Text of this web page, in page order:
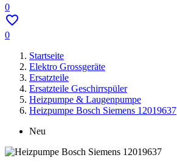
0

0
Startseite
Elektro Grossgeräte
Ersatzteile
Ersatzteile Geschirrspüler
Heizpumpe & Laugenpumpe
Heizpumpe Bosch Siemens 12019637
Neu